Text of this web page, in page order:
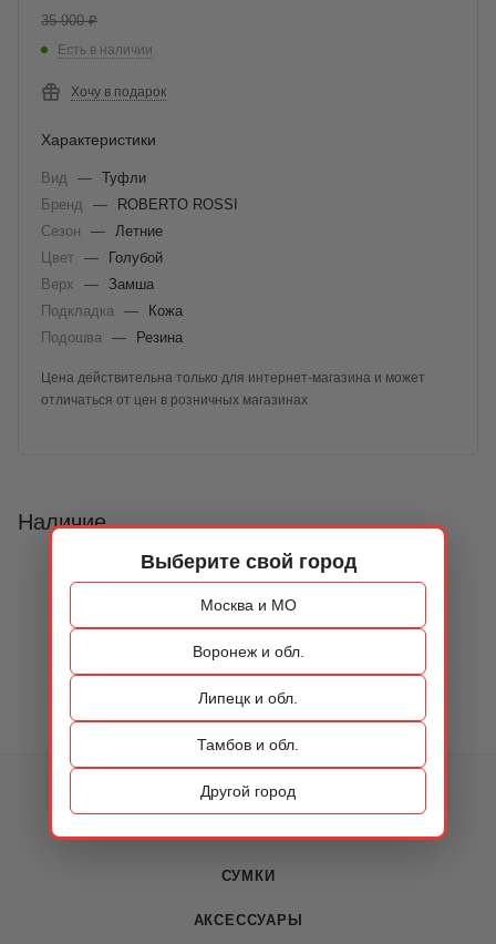
Выберите свой город
Москва и МО
Воронеж и обл.
Липецк и обл.
Тамбов и обл.
Другой город
35 900₽
Есть в наличии
Хочу в подарок
Характеристики
Вид — Туфли
Бренд
—
ROBERTO ROSSI
Сезон
—
Летние
Цвет —
Голубой
Верх
— Замша
Подкладка
—
Кожа
Подошва
— Резина
Цена действительна только для интернет-магазина и может
отличаться от цен в розничных магазинах
Наличие
КАТАЛОГ
СУМКИ
АКСЕССУАРЫ